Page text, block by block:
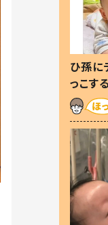
ひ孫に
っこす
した」